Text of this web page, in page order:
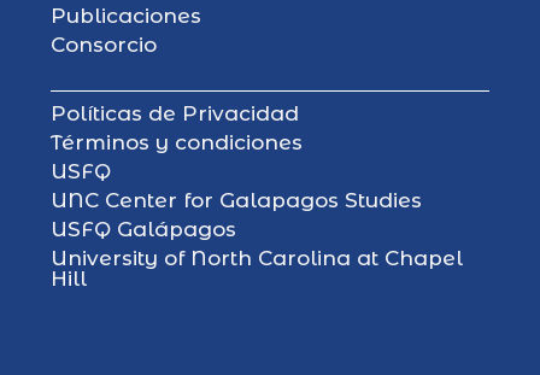
Publicaciones
Consorcio
Políticas de Privacidad
Términos y condiciones
USFQ
UNC Center for Galapagos Studies
USFQ Galápagos
University of North Carolina at Chapel
Hill